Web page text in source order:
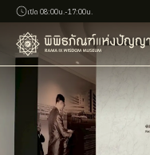
เปิด 08:00น.-17:00น.